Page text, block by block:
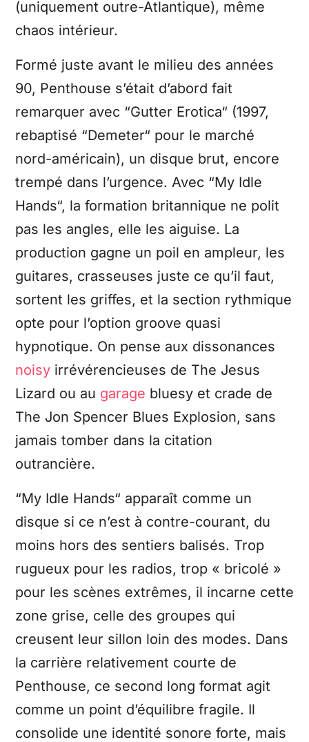
(uniquement outre-Atlantique), même
chaos intérieur.
Formé juste avant le milieu des années
90, Penthouse s’était d’abord fait
remarquer avec “Gutter Erotica“ (1997,
rebaptisé “Demeter“ pour le marché
nord-américain), un disque brut, encore
trempé dans l’urgence. Avec “My Idle
Hands“, la formation britannique ne polit
pas les angles, elle les aiguise. La
production gagne un poil en ampleur, les
guitares, crasseuses juste ce qu’il faut,
sortent les griffes, et la section rythmique
opte pour l’option groove quasi
hypnotique. On pense aux dissonances
noisyirrévérencieuses de The Jesus
Lizard ou au garage bluesy et crade de
The Jon Spencer Blues Explosion, sans
jamais tomber dans la citation
outrancière.
“My Idle Hands“ apparaît comme un
disque si ce n’est à contre-courant, du
moins hors des sentiers balisés. Trop
rugueux pour les radios, trop « bricolé »
pour les scènes extrêmes, il incarne cette
zone grise, celle des groupes qui
creusent leur sillon loin des modes. Dans
la carrière relativement courte de
Penthouse, ce second long format agit
comme un point d’équilibre fragile. Il
consolide une identité sonore forte, mais